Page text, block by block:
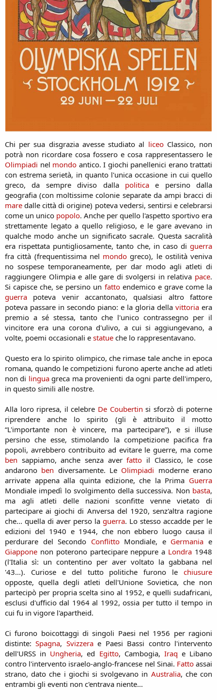
Chi per sua disgrazia avesse studiato al liceoClassico, non
potrà non ricordare cosa fossero e cosa rappresentassero le
Olimpiadi nel mondo antico. I giochi panellenici erano trattati
con estrema serietà, in quanto l'unica occasione in cui quello
greco, da sempre diviso dalla politicae persino dalla
geografia (con moltissime colonie separate da ampi bracci di
mare dalle città di origine) poteva vedersi, sentirsi e celebrarsi
come un unico popolo. Anche per quello l'aspetto sportivo era
strettamente legato a quello religioso, e le gare avevano in
qualche modo anche un significato sacrale. Questa sacralità
era rispettata puntigliosamente, tanto che, in caso di guerra
fra città (frequentissima nel mondo greco), le ostilità veniva
no sospese temporaneamente, per dar modo agli atleti di
raggiungere Olimpia e alle gare di svolgersi in relativa pace.
Si capisce che, se persino un fattoendemico e grave come la
guerra poteva venir accantonato, qualsiasi altro fattore
poteva passare in secondo piano: e la gloria della vittoria era
premio a sé stessa, tanto che l'unico contrassegno per il
vincitore era una corona d'ulivo, a cui si aggiungevano, a
volte, poemi occasionali e statue che lo rappresentavano.
Questo era lo spirito olimpico, che rimase tale anche in epoca
romana, quando le competizioni furono aperte anche ad atleti
non di linguagreca ma provenienti da ogni parte dell'impero,
in questo simili alle nostre.
Alla loro ripresa, il celebre De Coubertin si sforzò di poterne
riprendere anche lo spirito (gli è attribuito il motto
“L'importante non è vincere, ma partecipare”), e si illuse
persino che esse, stimolando la competizione pacifica fra
popoli, avrebbero contribuito ad evitare le guerre, ma come
ben sappiamo, anche senza averfatto il Classico, le cose
andarono ben diversamente. Le Olimpiadi moderne erano
arrivate appena alla quinta edizione, che la Prima Guerra
Mondiale impedì lo svolgimento della successiva. Non basta,
ma agli atleti delle nazioni sconfitte venne vietato di
partecipare ai giochi di Anversa del 1920, senz'altra ragione
che... quella di aver perso la guerra. Lo stesso accadde per le
edizioni del 1940 e 1944, che non ebbero luogo causa il
perdurare del Secondo ConflittoMondiale, e Germania e
Giappone non poterono partecipare neppure a Londra 1948
(l'Italia sì: un contentino per aver voltato la gabbana nel
'43...). Curiose e del tutto politiche furono le chiusure
opposte, quella degli atleti dell'Unione Sovietica, che non
partecipò per propria scelta sino al 1952, e quelli sudafricani,
esclusi d'ufficio dal 1964 al 1992, ossia per tutto il tempo in
cui fu in vigore l'apartheid.
Ci furono boicottaggi di singoli Paesi nel 1956 per ragioni
distinte:Spagna, Svizzerae Paesi Bassi contro l'intervento
dell'URSS in Ungheria, ed Egitto, Cambogia, Iraq e Libano
contro l'intervento israelo-anglo-francese nel Sinai. Fattoassai
strano, dato che i giochi si svolgevano in Australia, che con
entrambi gli eventi non c'entrava niente...